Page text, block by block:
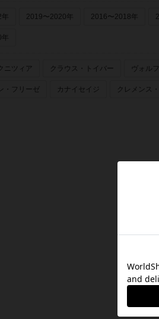
2019〜2020年 2016〜2018年
ニツィア クラウス・トイバー ヴォル
・フリーゼ カナイセイジ クレメンス